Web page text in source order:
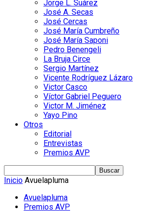
Jorge L. Suárez
José A. Secas
José Cercas
José María Cumbreño
José María Saponi
Pedro Benengeli
La Bruja Circe
Sergio Martínez
Vicente Rodríguez Lázaro
Victor Casco
Víctor Gabriel Peguero
Victor M. Jiménez
Yayo Pino
Otros
Editorial
Entrevistas
Premios AVP
Inicio Avuelapluma
Avuelapluma
Premios AVP